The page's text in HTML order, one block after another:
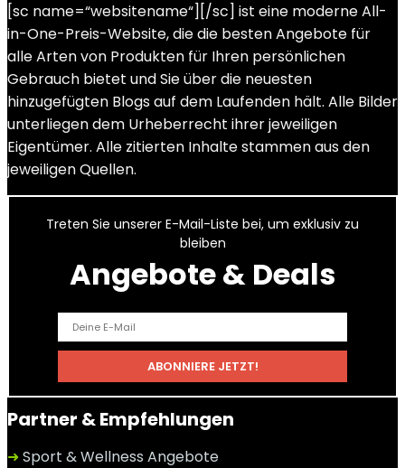
[sc name=“websitename“][/sc] ist eine moderne All-
in-One-Preis-Website, die die besten Angebote für
alle Arten von Produkten für Ihren persönlichen
Gebrauch bietet und Sie über die neuesten
hinzugefügten Blogs auf dem Laufenden hält. Alle Bilder
unterliegen dem Urheberrecht ihrer jeweiligen
Eigentümer. Alle zitierten Inhalte stammen aus den
jeweiligen Quellen.
Treten Sie unserer E-Mail-Liste bei, um exklusiv zu
bleiben
Angebote & Deals
Partner & Empfehlungen
➜ Sport & Wellness Angebote